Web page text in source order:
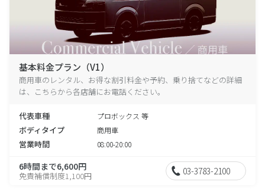
基本料金プラン（V1）
商用車のレンタル、お得な割引料金や予約、乗り捨てなどの詳細
は、こちらから各店舗にお電話ください。
代表車種 プロボックス 等
ボディタイプ 商用車
営業時間 08:00-20:00
6時間まで6,600円
免責補償制度1,100円 03-3783-2100